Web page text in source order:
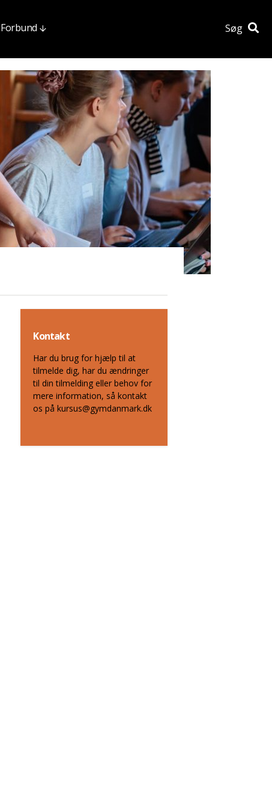
Søg
Kontakt
Har du brug for hjælp til at
tilmelde dig, har du ændringer
til din tilmelding eller behov for
mere information, så kontakt
os på kursus@gymdanmark.dk